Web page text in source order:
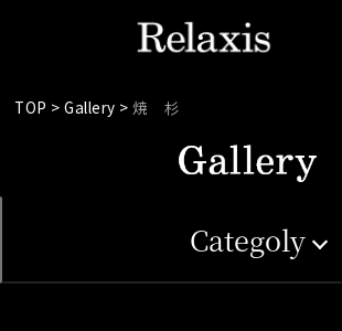
TOP >Gallery >焼 杉
Categoly